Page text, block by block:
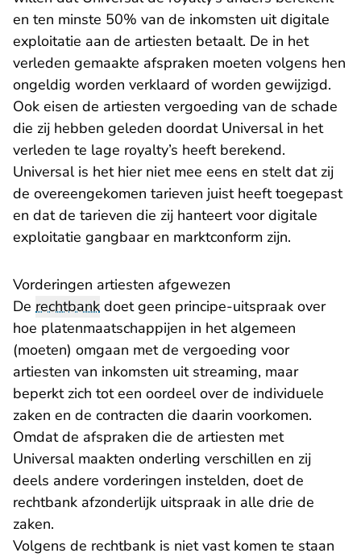
en ten minste 50% van de inkomsten uit digitale
exploitatie aan de artiesten betaalt. De in het
verleden gemaakte afspraken moeten volgens hen
ongeldig worden verklaard of worden gewijzigd.
Ook eisen de artiesten vergoeding van de schade
die zij hebben geleden doordat Universal in het
verleden te lage royalty’s heeft berekend.
Universal is het hier niet mee eens en stelt dat zij
de overeengekomen tarieven juist heeft toegepast
en dat de tarieven die zij hanteert voor digitale
exploitatie gangbaar en marktconform zijn.
Vorderingen artiesten afgewezen
De rechtbank doet geen principe-uitspraak over
hoe platenmaatschappijen in het algemeen
(moeten) omgaan met de vergoeding voor
artiesten van inkomsten uit streaming, maar
beperkt zich tot een oordeel over de individuele
zaken en de contracten die daarin voorkomen.
Omdat de afspraken die de artiesten met
Universal maakten onderling verschillen en zij
deels andere vorderingen instelden, doet de
rechtbank afzonderlijk uitspraak in alle drie de
zaken.
Volgens de rechtbank is niet vast komen te staan